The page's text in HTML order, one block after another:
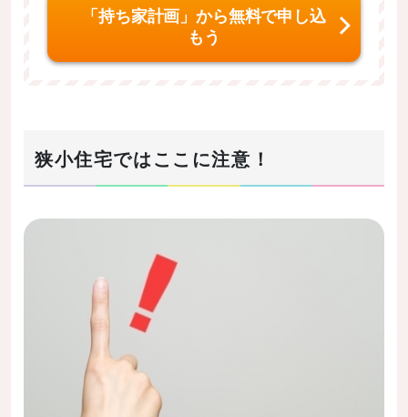
「持ち家計画」から無料で申し込
もう
狭小住宅ではここに注意！